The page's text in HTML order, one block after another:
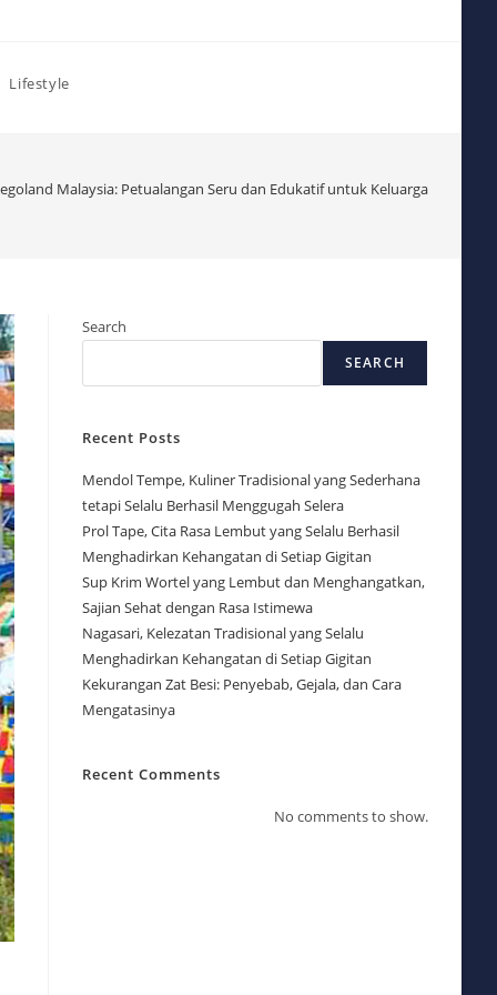
Lifestyle
Malaysia: Petualangan Seru dan Edukatif untuk Keluarga
Search
SEARCH
Recent Posts
Mendol Tempe, Kuliner Tradisional yang Sederhana
tetapi Selalu Berhasil Menggugah Selera
Prol Tape, Cita Rasa Lembut yang Selalu Berhasil
Menghadirkan Kehangatan di Setiap Gigitan
Sup Krim Wortel yang Lembut dan Menghangatkan,
Sajian Sehat dengan Rasa Istimewa
Nagasari, Kelezatan Tradisional yang Selalu
Menghadirkan Kehangatan di Setiap Gigitan
Kekurangan Zat Besi: Penyebab, Gejala, dan Cara
Mengatasinya
Recent Comments
No comments to show.